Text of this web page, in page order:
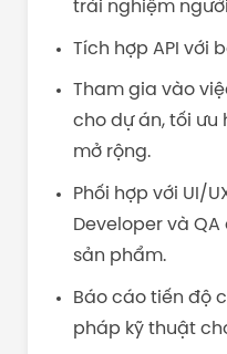
trải nghiệm
Tích hợp API với
Tham gia vào
cho dự án, tối ưu
mở rộng.
Phối hợp với UI/
Developer và
sản phẩm.
Báo cáo tiến độ
pháp kỹ thuật